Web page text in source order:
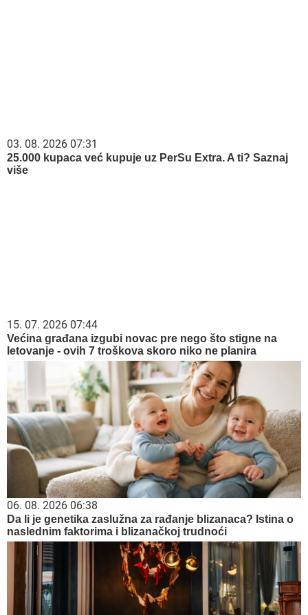
03. 08. 2026 07:31
25.000 kupaca već kupuje uz PerSu Extra. A ti? Saznaj
više
15. 07. 2026 07:44
Većina građana izgubi novac pre nego što stigne na
letovanje - ovih 7 troškova skoro niko ne planira
06. 08. 2026 06:38
Da li je genetika zaslužna za rađanje blizanaca? Istina o
naslednim faktorima i blizanačkoj trudnoći